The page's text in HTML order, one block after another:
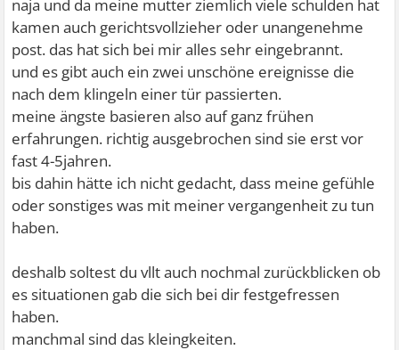
naja und da meine mutter ziemlich viele schulden hat
kamen auch gerichtsvollzieher oder unangenehme
post. das hat sich bei mir alles sehr eingebrannt.
und es gibt auch ein zwei unschöne ereignisse die
nach dem klingeln einer tür passierten.
meine ängste basieren also auf ganz frühen
erfahrungen. richtig ausgebrochen sind sie erst vor
fast 4-5jahren.
bis dahin hätte ich nicht gedacht, dass meine gefühle
oder sonstiges was mit meiner vergangenheit zu tun
haben.
deshalb soltest du vllt auch nochmal zurückblicken ob
es situationen gab die sich bei dir festgefressen
haben.
manchmal sind das kleingkeiten.